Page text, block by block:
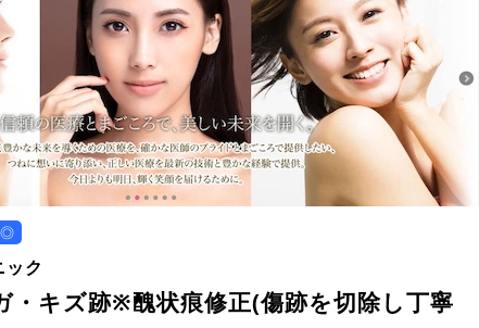
◎
ク
・キズ跡※醜状痕修正(傷跡を切除し丁寧